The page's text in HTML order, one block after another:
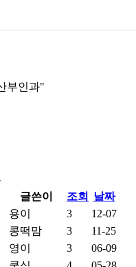
부인과"
글쓴이 조회
날짜
용이 3
12-07
콩떡맘 3
11-25
영이 3
06-09